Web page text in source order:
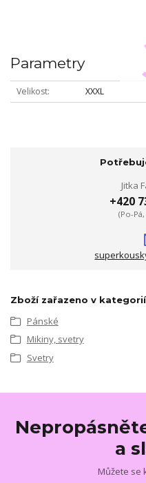
Parametry
Velikost XXXL
Jitka
+420
(Po-
Zboží zařazeno v
Pánské
Mikiny, svetry
Svetry
a
Můžete se